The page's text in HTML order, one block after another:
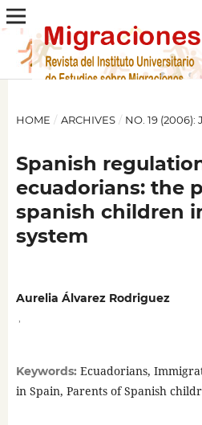
HOME / ARCHIVES / NO. 19 (2006):
Spanish
ecuadorians: the
spanish children
system
Aurelia Álvarez Rodriguez
Keywords: Ecuadorians,
in Spain, Parents of Spanish